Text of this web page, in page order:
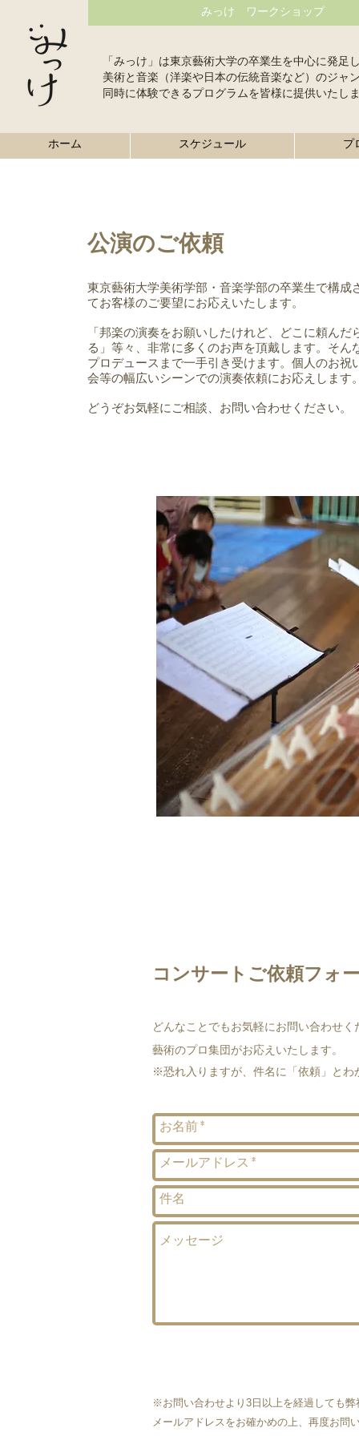
みっけ ワークショップ
「みっけ」は東京藝術大学の卒業生を中心に発足
美術と音楽（洋楽や日本の伝統音楽など）のジャ
同時に体験できるプログラムを皆様に提供いたし
ホーム スケジュール プ
​公演のご依頼
東京藝術大学美術学部・音楽学部の卒業生で構
てお客様のご要望にお応えいたします。
「邦楽の演奏をお願いしたけれど、どこに頼ん
る」等々、非常に多くのお声を頂戴します。そ
プロデュースまで一手引き受けます。個人のお
会等の幅広いシーンでの演奏依頼にお応えします
どうぞお気軽にご相談、お問い合わせください。
コンサートご依頼フォ
どんなことでもお気軽にお問い合わせく
藝術のプロ集団がお応えいたします。
​※恐れ入りますが、件名に「依頼」とわ
※お問い合わせより3日以上を経過しても
メールアドレスをお確かめの上、再度お問